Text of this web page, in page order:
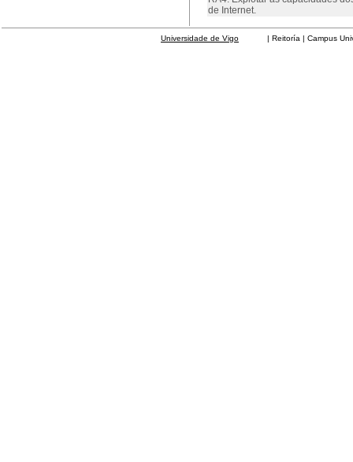
de Internet.
Universidade de Vigo | Reitoría | Campus